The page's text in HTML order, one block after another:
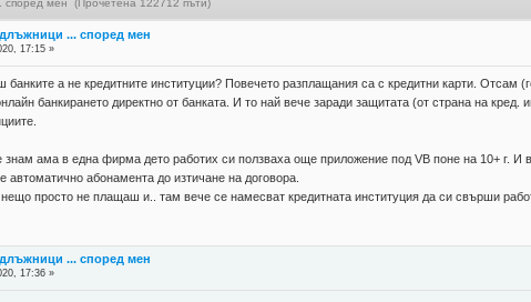
мен (Прочетена 122712 пъти)
... според мен
17:15 »
а не кредитните институции? Повечето разплащания са с кредитни карти. Отсам
банкирането директно от банката. И то най вече заради защитата (от страна на
ама в една фирма дето работих си ползваха още приложение под VB поне на 10+ г. И
абонамента до изтичане на договора.
просто не плащаш и.. там вече се намесват кредитната институция да си свърши
... според мен
17:36 »